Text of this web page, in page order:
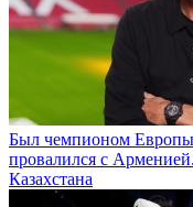
Был чемпионом Европы,
провалился с
Казахстана